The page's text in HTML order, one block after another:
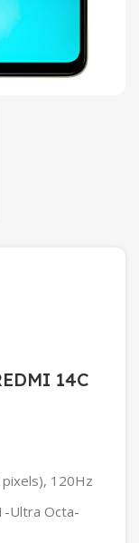
14C
449.00 DT.
pixels), 120Hz
Ultra Octa-